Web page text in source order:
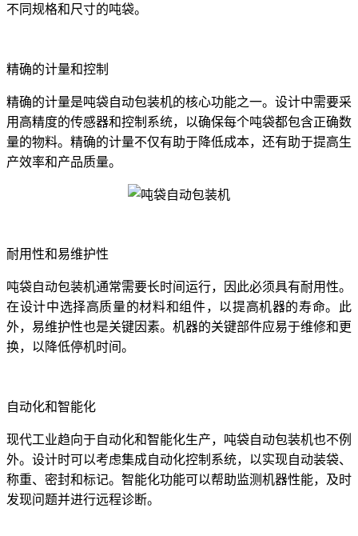
不同规格和尺寸的吨袋。
精确的计量和控制
精确的计量是吨袋自动包装机的核心功能之一。设计中需要采
用高精度的传感器和控制系统，以确保每个吨袋都包含正确数
量的物料。精确的计量不仅有助于降低成本，还有助于提高生
产效率和产品质量。
耐用性和易维护性
吨袋自动包装机通常需要长时间运行，因此必须具有耐用性。
在设计中选择高质量的材料和组件，以提高机器的寿命。此
外，易维护性也是关键因素。机器的关键部件应易于维修和更
换，以降低停机时间。
自动化和智能化
现代工业趋向于自动化和智能化生产，吨袋自动包装机也不例
外。设计时可以考虑集成自动化控制系统，以实现自动装袋、
称重、密封和标记。智能化功能可以帮助监测机器性能，及时
发现问题并进行远程诊断。